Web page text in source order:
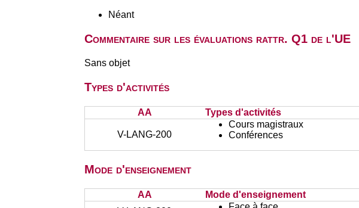
Néant
Commentaire sur les évaluations rattr. Q1 de l'UE
Sans objet
Types d'activités
AA Types d'activités
V-LANG-200
Cours magistraux
Conférences
Mode d'enseignement
AA
Mode d'enseignement